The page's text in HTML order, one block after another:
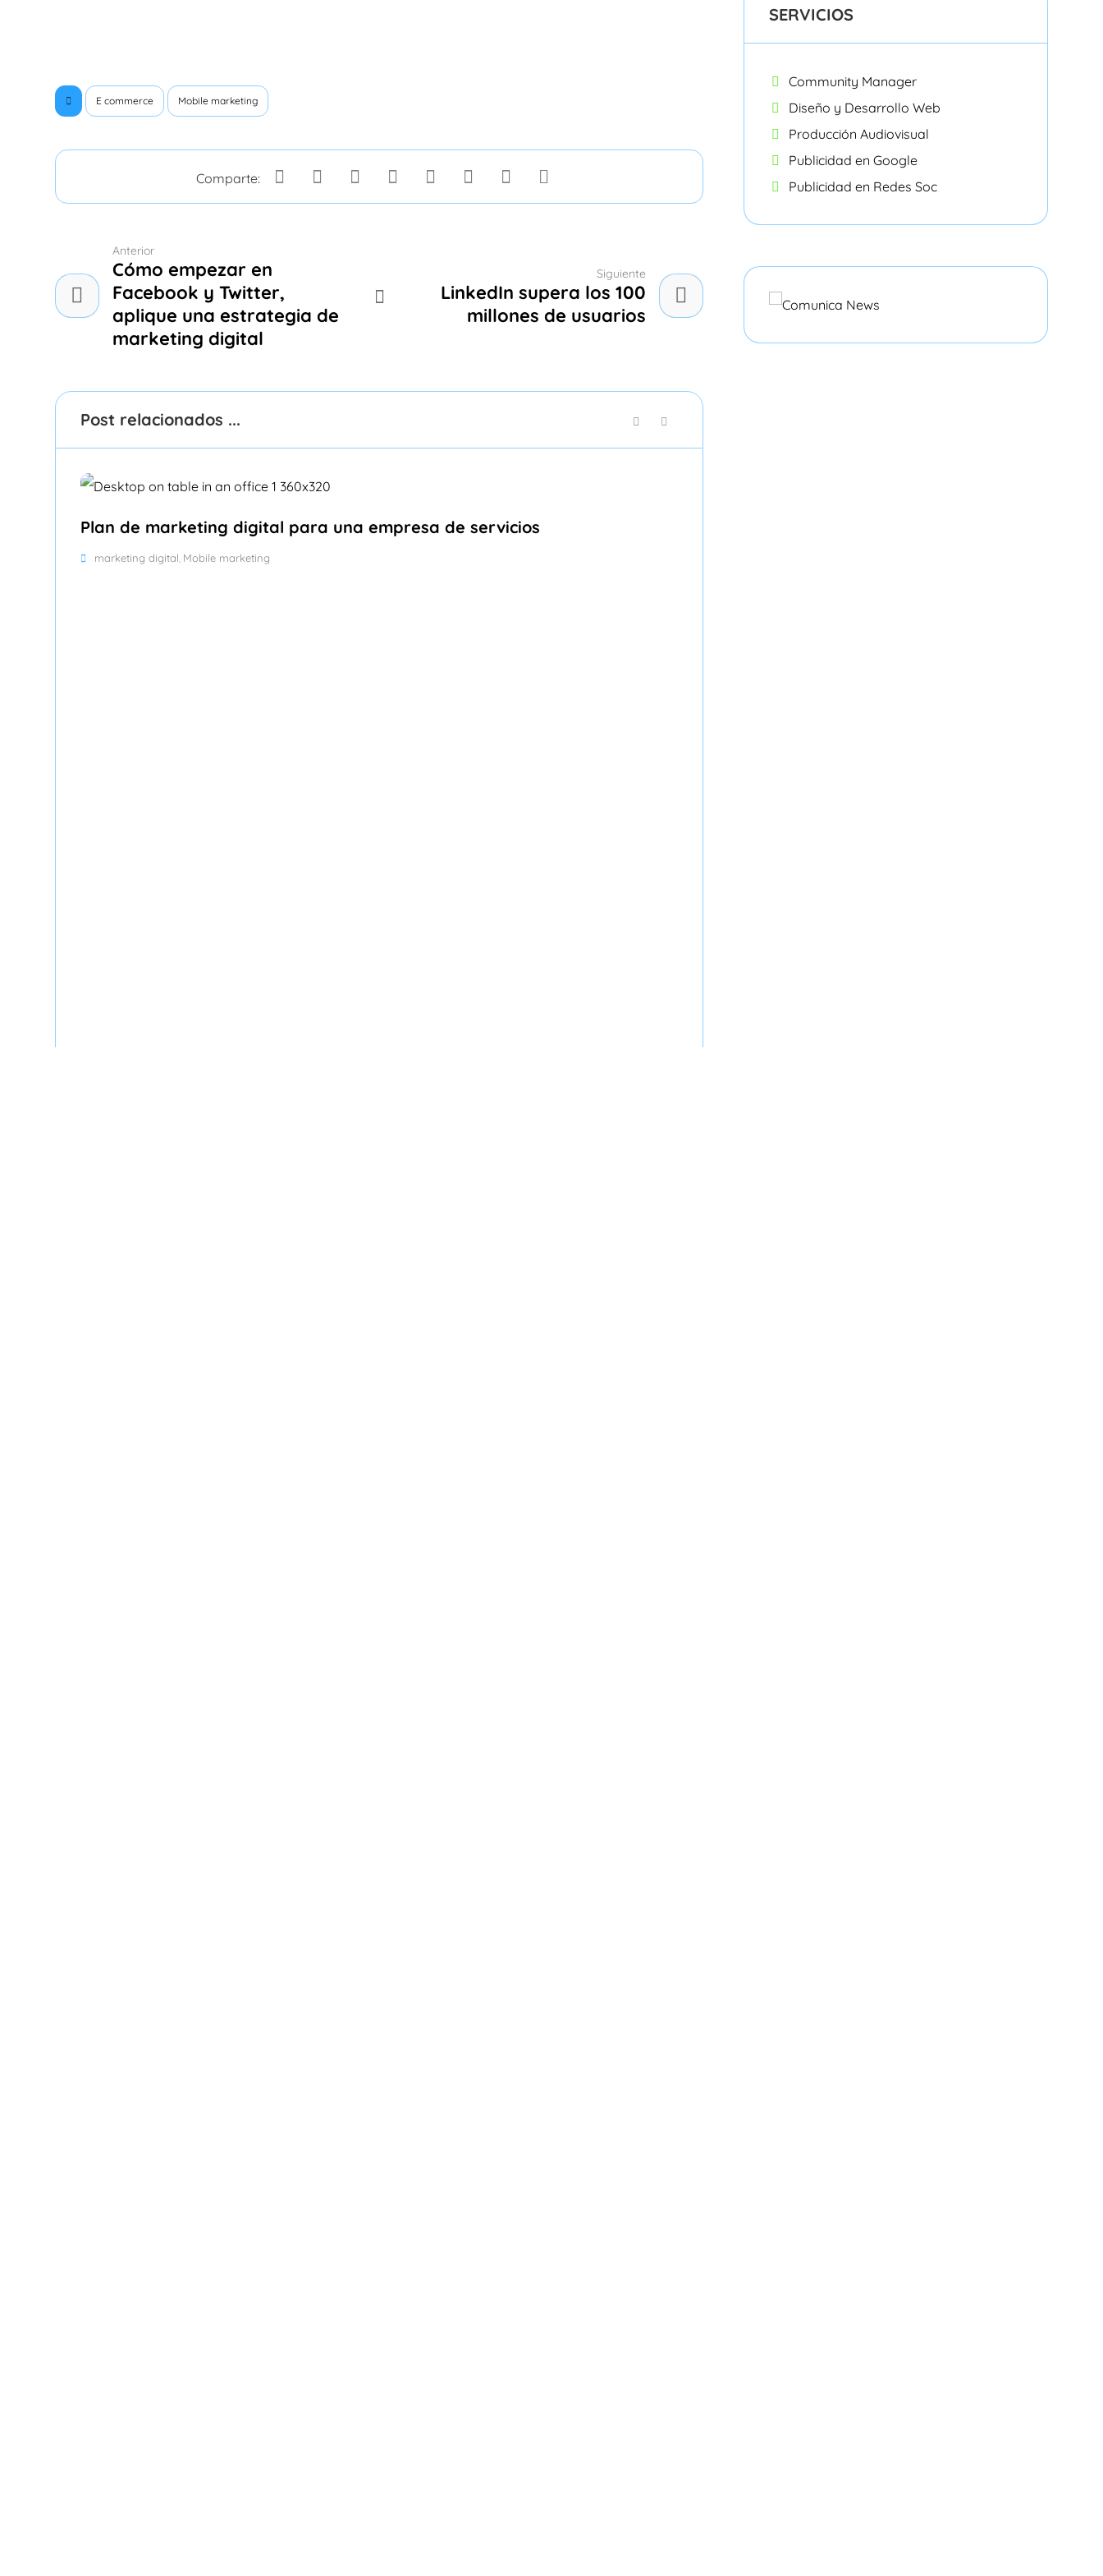
E commerce Mobile marketing
Anterior
Cómo empezar en
Facebook y Twitter,
aplique una estrategia de
marketing digital
Siguiente
LinkedIn supera los 100
millones de usuarios
Post relacionados ...
Plan de marketing digital para una empresa de servicios
marketing digital, Mobile marketing
SERVICIOS
Community Manager
Diseño y Desarrollo Web
Producción Audiovisual
Publicidad en Google
Publicidad en Redes Soc